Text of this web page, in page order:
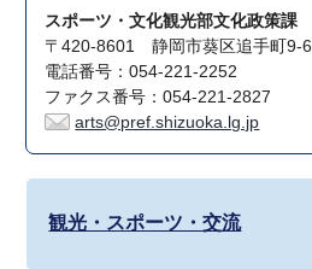
スポーツ・文化観光部文化政策課
〒420-8601 静岡市葵区追手町9-6
電話番号：054-221-2252
ファクス番号：054-221-2827
arts@pref.shizuoka.lg.jp
観光・スポーツ・交流